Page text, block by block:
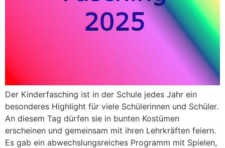
Der Kinderfasching ist in der Schule jedes Jahr ein
besonderes Highlight für viele Schülerinnen und Schüler.
An diesem Tag dürfen sie in bunten Kostümen
erscheinen und gemeinsam mit ihren Lehrkräften feiern.
Es gab ein abwechslungsreiches Programm mit Spielen,